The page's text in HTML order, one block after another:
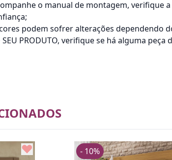
o manual de montagem, verifique
podem sofrer alterações dependendo
SEU PRODUTO, verifique se há alguma
- 10%